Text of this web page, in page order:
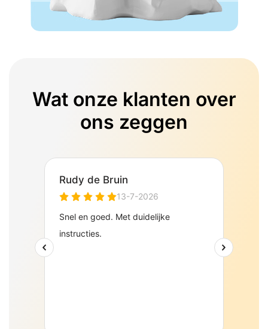
Wat onze klanten over
ons zeggen